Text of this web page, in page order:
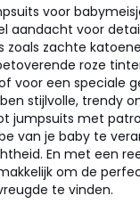
voor
aandacht voor
zoals zachte
roze
voor een speciale
stijlvolle, trendy
jumpsuits met
van je baby te
En met een
om de
te vinden.